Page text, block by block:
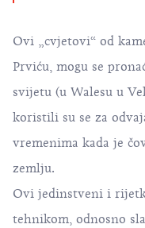
Ovi „cvjetovi“ od
Prviću, mogu se
svijetu (u Walesu u
koristili su se za
vremenima kada je
zemlju.
Ovi jedinstveni i
tehnikom, odnosno